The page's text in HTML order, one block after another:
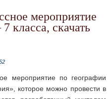
класса, скачать
мероприятие по географии
которое можно провести в